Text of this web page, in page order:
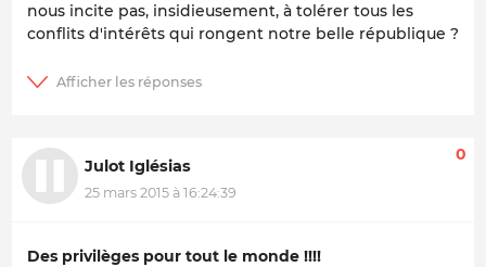
nous incite pas, insidieusement, à tolérer tous les
conflits d'intérêts qui rongent notre belle république ?
Julot Iglésias
25 mars 2015 à 16:24:39
0
Des privilèges pour tout le monde !!!!